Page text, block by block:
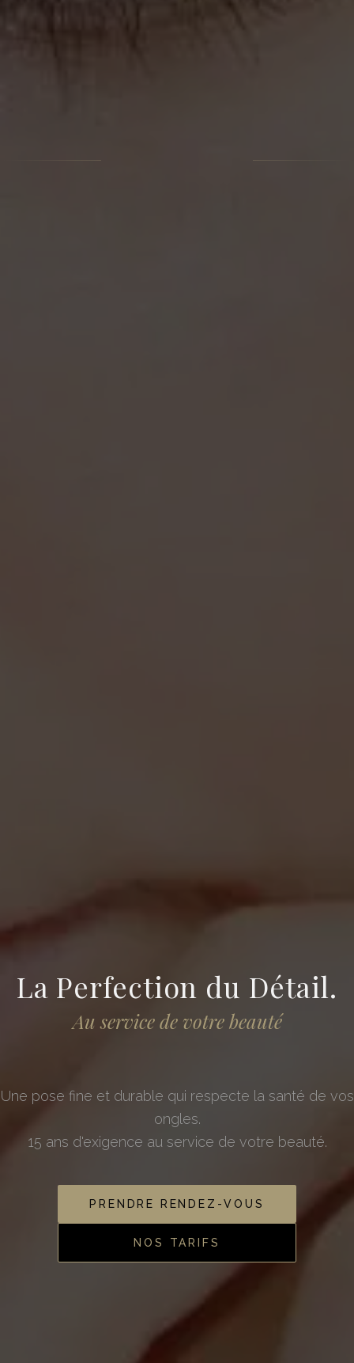
La Perfection du Détail.
Au service de votre beauté
Une pose fine et durable qui respecte la santé de vos
ongles.
15 ans d'exigence au service de votre beauté.
La beauté du Gel
La finesse du geste
Une pose d'une finesse absolue pour une tenue
irréprochable de 4 semaines.